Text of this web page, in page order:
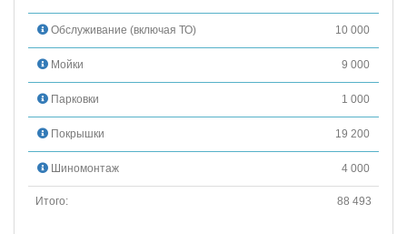
Обслуживание (включая ТО) 10 000
Мойки 9 000
Парковки 1 000
Покрышки 19 200
Шиномонтаж 4 000
Итого: 88 493